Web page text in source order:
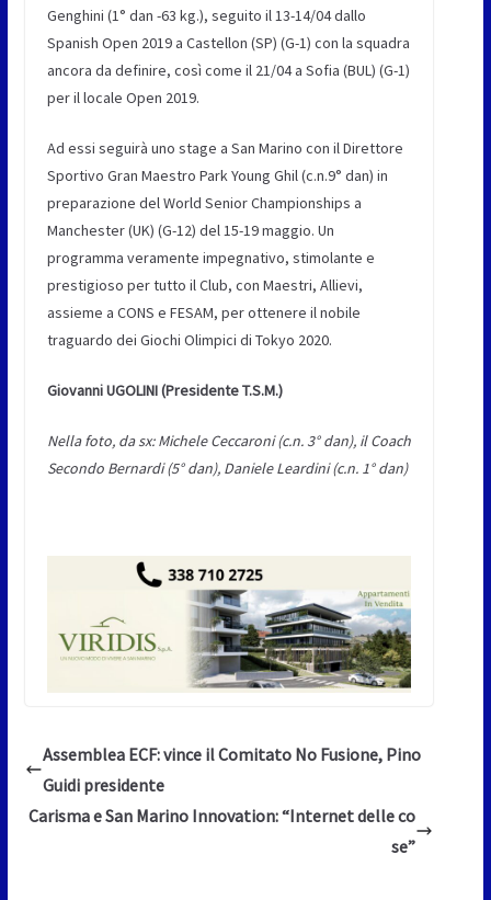
Genghini (1° dan -63 kg.), seguito il 13-14/04 dallo
Spanish Open 2019 a Castellon (SP) (G-1) con la squadra
ancora da definire, così come il 21/04 a Sofia (BUL) (G-1)
per il locale Open 2019.
Ad essi seguirà uno stage a San Marino con il Direttore
Sportivo Gran Maestro Park Young Ghil (c.n.9° dan) in
preparazione del World Senior Championships a
Manchester (UK) (G-12) del 15-19 maggio. Un
programma veramente impegnativo, stimolante e
prestigioso per tutto il Club, con Maestri, Allievi,
assieme a CONS e FESAM, per ottenere il nobile
traguardo dei Giochi Olimpici di Tokyo 2020.
Giovanni UGOLINI (Presidente T.S.M.)
Nella foto, da sx: Michele Ceccaroni (c.n. 3° dan), il Coach
Secondo Bernardi (5° dan), Daniele Leardini (c.n. 1° dan)
Assemblea ECF: vince il Comitato No Fusione, Pino
Guidi presidente
Carisma e San Marino Innovation: “Internet delle co
se”